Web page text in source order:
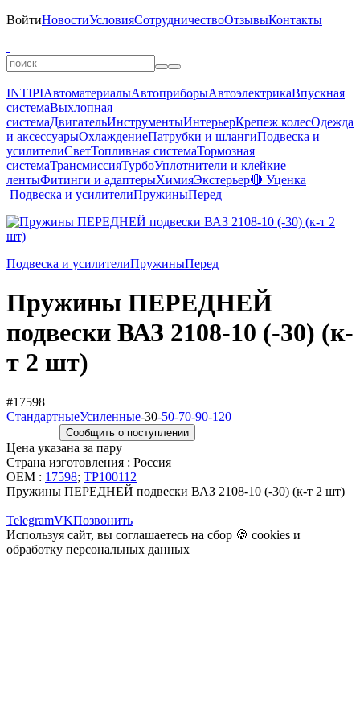
ВойтиНовостиУсловияСотрудничествоОтзывыКонтакты
INTIPIАвтоматериалыАвтоприборыАвтоэлектрикаВпускная
системаВыхлопная
системаДвигательИнструментыИнтерьерКрепеж колесОдежда
и аксессуарыОхлаждениеПатрубки и шлангиПодвеска и
усилителиСветТопливная системаТормозная
системаТрансмиссияТурбоУплотнители и клейкие
лентыФитинги и адаптерыХимияЭкстерьер🔴 Уценка
Подвеска и усилителиПружиныПеред
Подвеска и усилителиПружиныПеред
Пружины ПЕРЕДНЕЙ
подвески ВАЗ 2108-10 (-30) (к-
т 2 шт)
#17598
СтандартныеУсиленные-30-50-70-90-120
Сообщить о поступлении
Цена указана за пару
Страна изготовления : Россия
OEM : 17598; ТР100112
Пружины ПЕРЕДНЕЙ подвески ВАЗ 2108-10 (-30) (к-т 2 шт)
TelegramVKПозвонить
Используя сайт, вы соглашаетесь на сбор 🍪 cookies и
обработку персональных данных